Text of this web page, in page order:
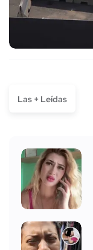
Las + Leídas